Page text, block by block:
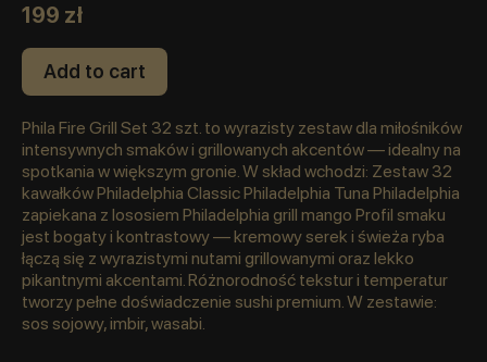
199 zł
Add to cart
Phila Fire Grill Set 32 szt. to wyrazisty zestaw dla miłośników
intensywnych smaków i grillowanych akcentów — idealny na
spotkania w większym gronie. W skład wchodzi: Zestaw 32
kawałków Philadelphia Classic Philadelphia Tuna Philadelphia
zapiekana z lososiem Philadelphia grill mango Profil smaku
jest bogaty i kontrastowy — kremowy serek i świeża ryba
łączą się z wyrazistymi nutami grillowanymi oraz lekko
pikantnymi akcentami. Różnorodność tekstur i temperatur
tworzy pełne doświadczenie sushi premium. W zestawie:
sos sojowy, imbir, wasabi.